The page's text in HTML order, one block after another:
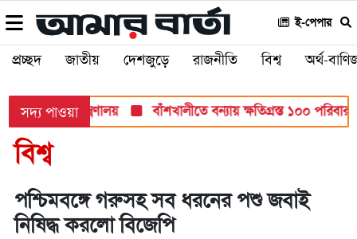
ই-পেপার
প্রচ্ছদ জাতীয় দেশজুড়ে রাজনীতি বিশ্ব অর্থ-
সদ্য পাওয়া
শিক্ষা মন্ত্রণালয় বাঁশখালীতে বন্যায় ক্ষতিগ্রস্ত ১০০ পরিবারকে
বিশ্ব
পশ্চিমবঙ্গে গরুসহ সব ধরনের পশু জবাই
নিষিদ্ধ করলো বিজেপি